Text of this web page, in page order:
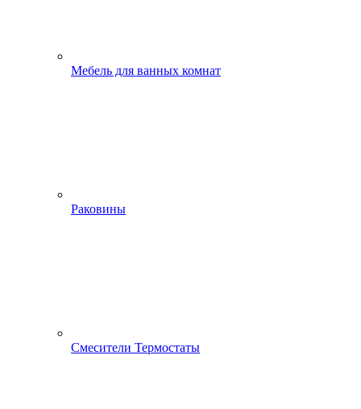
Мебель для ванных комнат
Раковины
Смесители Термостаты